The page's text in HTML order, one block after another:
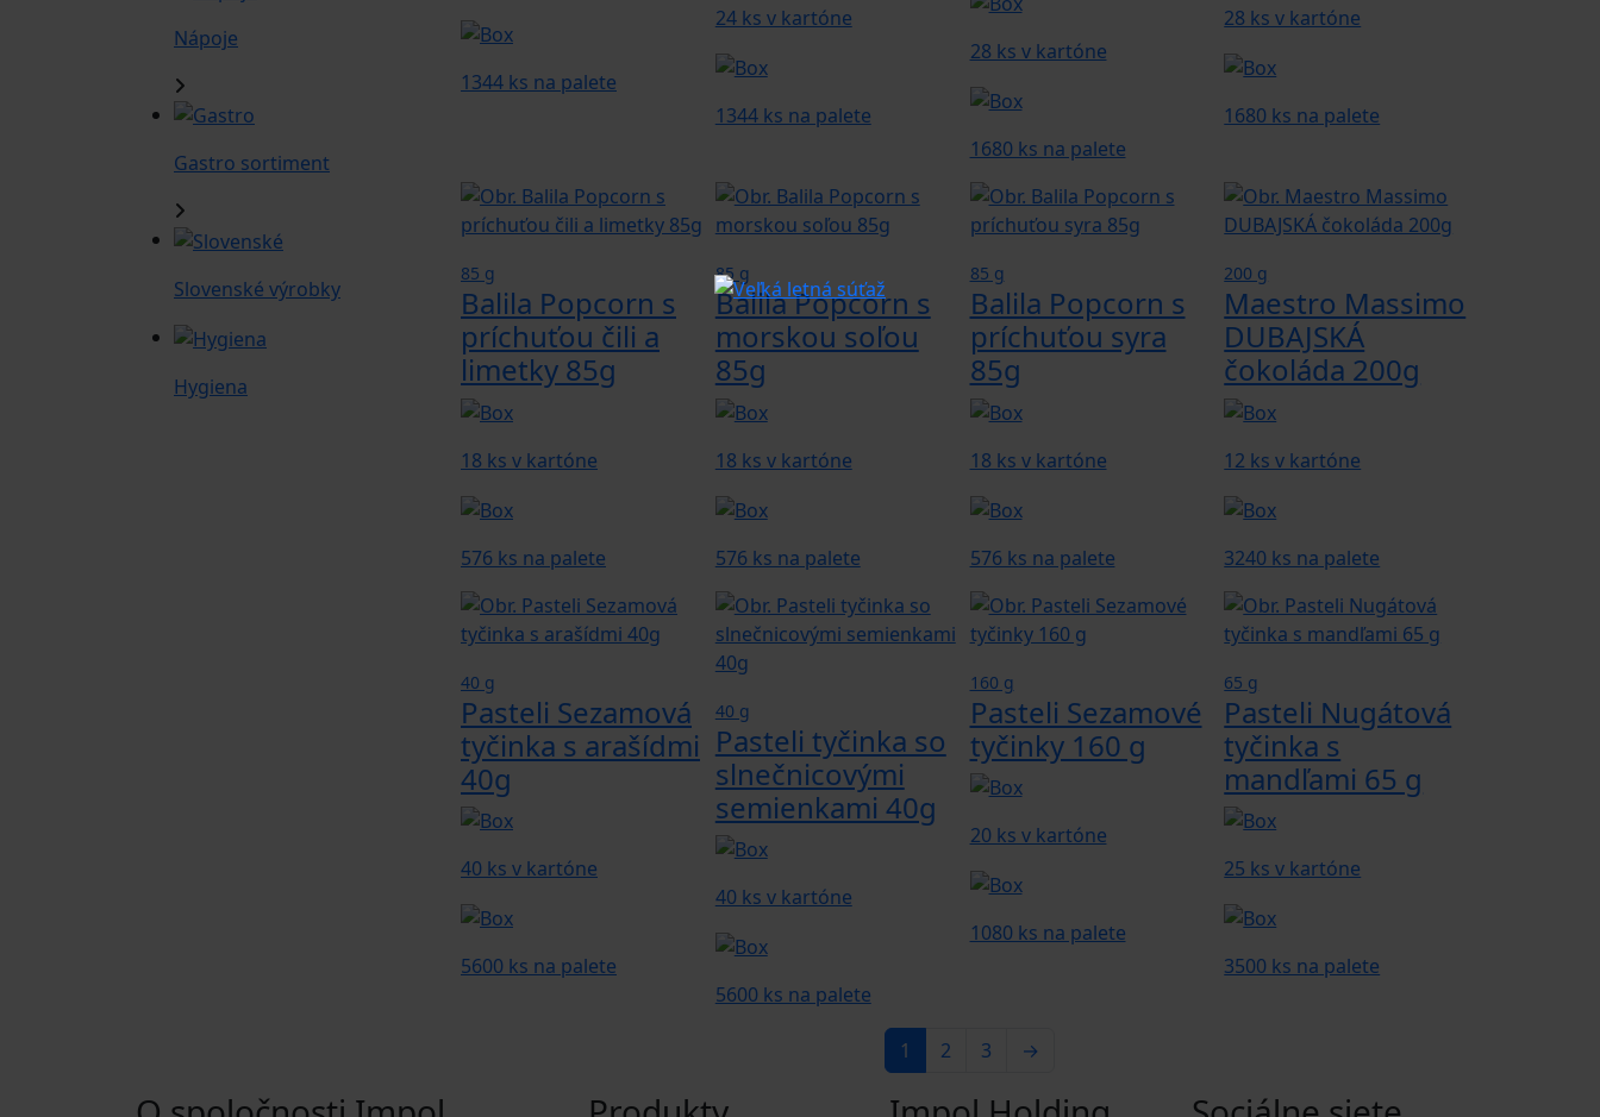
Nápoje
Gastro sortiment
Slovenské výrobky
Hygiena
1344 ks na palete
24 ks v kartóne
1344 ks na palete
28 ks v kartóne
1680 ks na palete
28 ks v kartóne
1680 ks na palete
85 g
Balila Popcorn s
príchuťou čili a
limetky 85g
18 ks v kartóne
576 ks na palete
85 g
Balila Popcorn s
morskou soľou
85g
18 ks v kartóne
576 ks na palete
85 g
Balila Popcorn s
príchuťou syra
85g
18 ks v kartóne
576 ks na palete
200 g
Maestro Massimo
DUBAJSKÁ
čokoláda 200g
12 ks v kartóne
3240 ks na palete
40 g
Pasteli Sezamová
tyčinka s arašídmi
40g
40 ks v kartóne
5600 ks na palete
40 g
Pasteli tyčinka so
slnečnicovými
semienkami 40g
40 ks v kartóne
5600 ks na palete
160 g
Pasteli Sezamové
tyčinky 160 g
20 ks v kartóne
1080 ks na palete
65 g
Pasteli Nugátová
tyčinka s
mandľami 65 g
25 ks v kartóne
3500 ks na palete
1 2 3 →